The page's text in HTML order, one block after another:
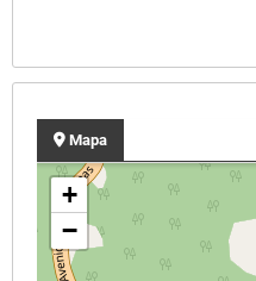
Mapa
+
−